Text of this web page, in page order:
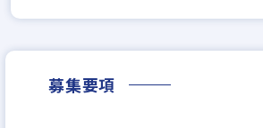
募集要項